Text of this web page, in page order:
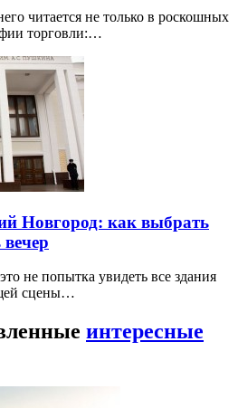
читается не только в роскошных
торговли:…
Новгород: как выбрать
не попытка увидеть все здания
сцены…
интересные